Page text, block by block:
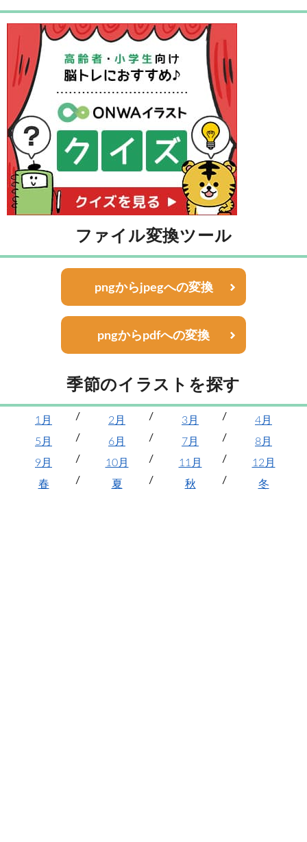
ファイル変換ツール
pngからjpegへの変換
pngからpdfへの変換
季節のイラストを探す
1月 2月 3月
4月
5月
6月 7月
8月
9月
10月 11月
12月
春
夏 秋 冬